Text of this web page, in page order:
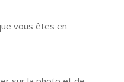
vous êtes en